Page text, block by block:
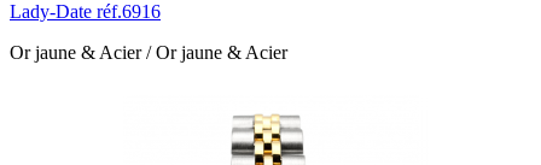
Lady-Date réf.6916
Or jaune & Acier / Or jaune & Acier